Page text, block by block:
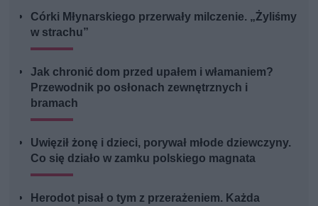
Córki Młynarskiego przerwały milczenie. „Żyliśmy
w strachu”
Jak chronić dom przed upałem i włamaniem?
Przewodnik po osłonach zewnętrznych i
bramach
Uwięził żonę i dzieci, porywał młode dziewczyny.
Co się działo w zamku polskiego magnata
Herodot pisał o tym z przerażeniem. Każda